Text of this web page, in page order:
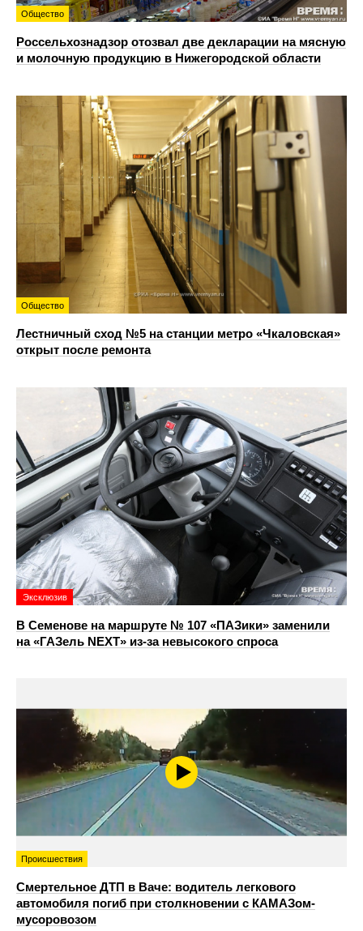
Общество
Россельхознадзор отозвал две декларации на мясную
и молочную продукцию в Нижегородской области
Общество
Лестничный сход №5 на станции метро «Чкаловская»
открыт после ремонта
Эксклюзив
В Семенове на маршруте № 107 «ПАЗики» заменили
на «ГАЗель NEXT» из‑за невысокого спроса
Происшествия
Смертельное ДТП в Ваче: водитель легкового
автомобиля погиб при столкновении с КАМАЗом-
мусоровозом